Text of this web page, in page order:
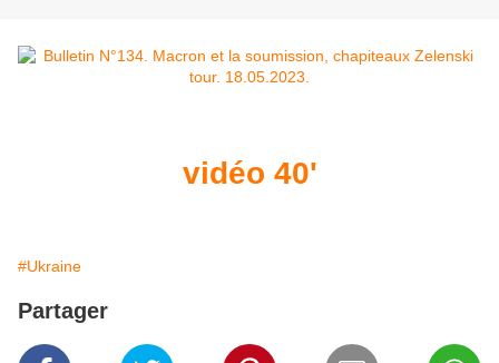
vidéo 40'
#Ukraine
Partager